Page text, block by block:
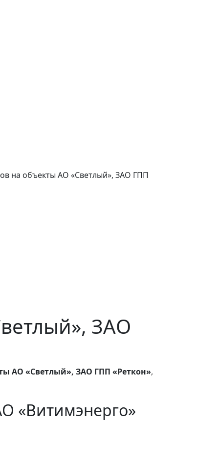
на объекты АО «Светлый», ЗАО ГПП
ЗАО
АО «Светлый», ЗАО ГПП «Реткон»,
«Витимэнерго»